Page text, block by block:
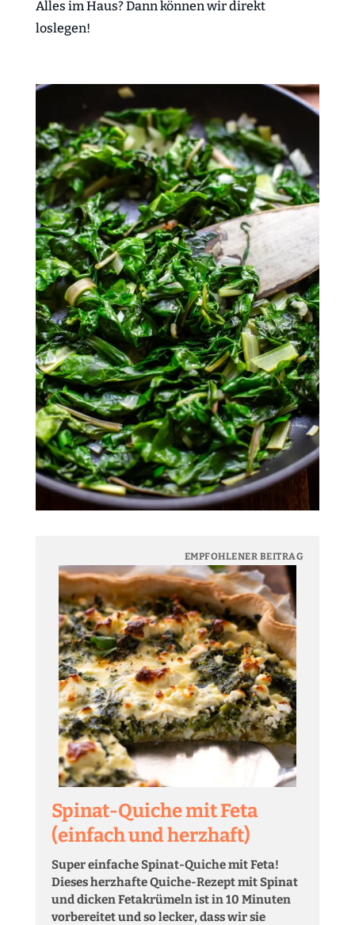
Alles im Haus? Dann können wir direkt
loslegen!
EMPFOHLENER BEITRAG
Spinat-Quiche mit Feta
(einfach und herzhaft)
Super einfache Spinat-Quiche mit Feta!
Dieses herzhafte Quiche-Rezept mit Spinat
und dicken Fetakrümeln ist in 10 Minuten
vorbereitet und so lecker, dass wir sie